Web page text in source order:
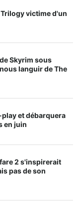
Trilogy victime d'un
Skyrim sous
languir de The
et débarquera
en juin
2 s'inspirerait
pas de son